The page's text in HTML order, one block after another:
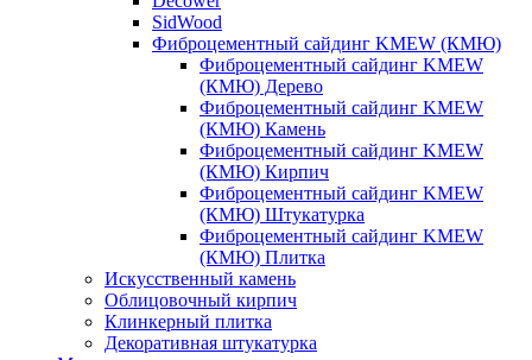
SidWood
Фиброцементный сайдинг KMEW (КМЮ)
Фиброцементный сайдинг KMEW
(КМЮ) Дерево
Фиброцементный сайдинг KMEW
(КМЮ) Камень
Фиброцементный сайдинг KMEW
(КМЮ) Кирпич
Фиброцементный сайдинг KMEW
(КМЮ) Штукатурка
Фиброцементный сайдинг KMEW
(КМЮ) Плитка
Искусственный камень
Облицовочный кирпич
Клинкерный плитка
Декоративная штукатурка